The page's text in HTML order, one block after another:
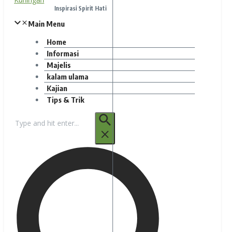
Inspirasi Spirit Hati
Main Menu
Home
Informasi
Majelis
kalam ulama
Kajian
Tips & Trik
untuk: